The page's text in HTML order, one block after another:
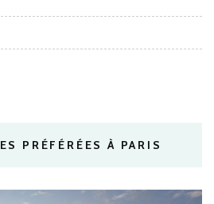
PRÉFÉRÉES À PARIS